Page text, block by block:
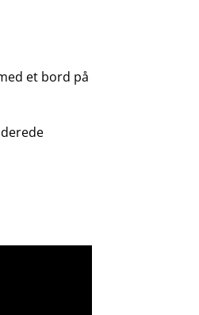
et bord på